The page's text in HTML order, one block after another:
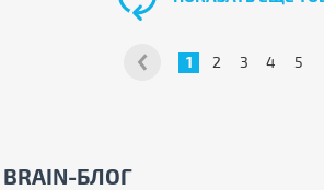
1 2 3 4 5
BRAIN-БЛОГ